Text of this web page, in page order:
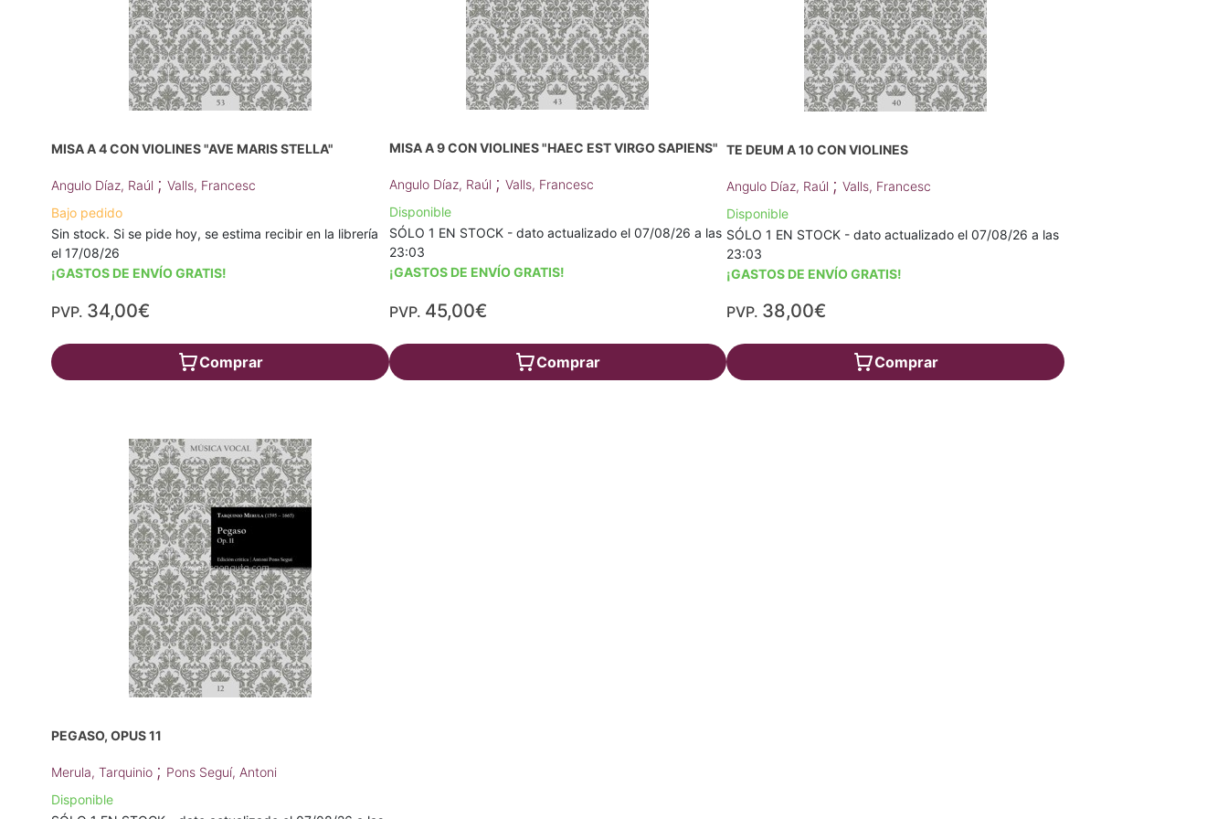
MISA A 4 CON VIOLINES "AVE MARIS STELLA"
Angulo Díaz, Raúl ; Valls, Francesc
Bajo pedido
Sin stock. Si se pide hoy, se estima recibir en la librería
el 17/08/26
¡GASTOS DE ENVÍO GRATIS!
PVP. 34,00€
Comprar
MISA A 9 CON VIOLINES "HAEC EST VIRGO SAPIENS"
Angulo Díaz, Raúl ; Valls, Francesc
Disponible
SÓLO 1 EN STOCK - dato actualizado el 07/08/26 a las
23:03
¡GASTOS DE ENVÍO GRATIS!
PVP. 45,00€
Comprar
TE DEUM A 10 CON VIOLINES
Angulo Díaz, Raúl ;Valls, Francesc
Disponible
SÓLO 1 EN STOCK - dato actualizado el 07/08/26 a las
23:03
¡GASTOS DE ENVÍO GRATIS!
PVP. 38,00€
Comprar
PEGASO, OPUS 11
Merula, Tarquinio ; Pons Seguí, Antoni
Disponible